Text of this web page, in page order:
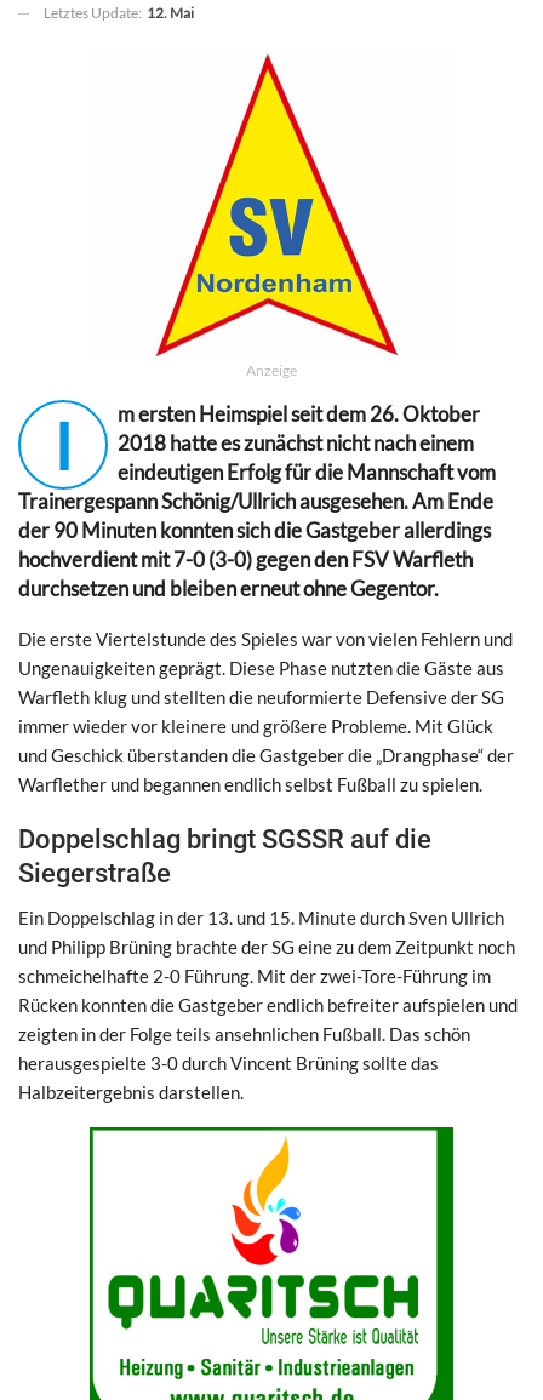
Letztes Update: 12. Mai
Anzeige
I
m ersten Heimspiel seit dem 26. Oktober
2018 hatte es zunächst nicht nach einem
eindeutigen Erfolg für die Mannschaft vom
Trainergespann Schönig/Ullrich ausgesehen. Am Ende
der 90 Minuten konnten sich die Gastgeber allerdings
hochverdient mit 7-0 (3-0) gegen den FSV Warfleth
durchsetzen und bleiben erneut ohne Gegentor.
Die erste Viertelstunde des Spieles war von vielen Fehlern und
Ungenauigkeiten geprägt. Diese Phase nutzten die Gäste aus
Warfleth klug und stellten die neuformierte Defensive der SG
immer wieder vor kleinere und größere Probleme. Mit Glück
und Geschick überstanden die Gastgeber die „Drangphase“ der
Warflether und begannen endlich selbst Fußball zu spielen.
Doppelschlag bringt SGSSR auf die
Siegerstraße
Ein Doppelschlag in der 13. und 15. Minute durch Sven Ullrich
und Philipp Brüning brachte der SG eine zu dem Zeitpunkt noch
schmeichelhafte 2-0 Führung. Mit der zwei-Tore-Führung im
Rücken konnten die Gastgeber endlich befreiter aufspielen und
zeigten in der Folge teils ansehnlichen Fußball. Das schön
herausgespielte 3-0 durch Vincent Brüning sollte das
Halbzeitergebnis darstellen.